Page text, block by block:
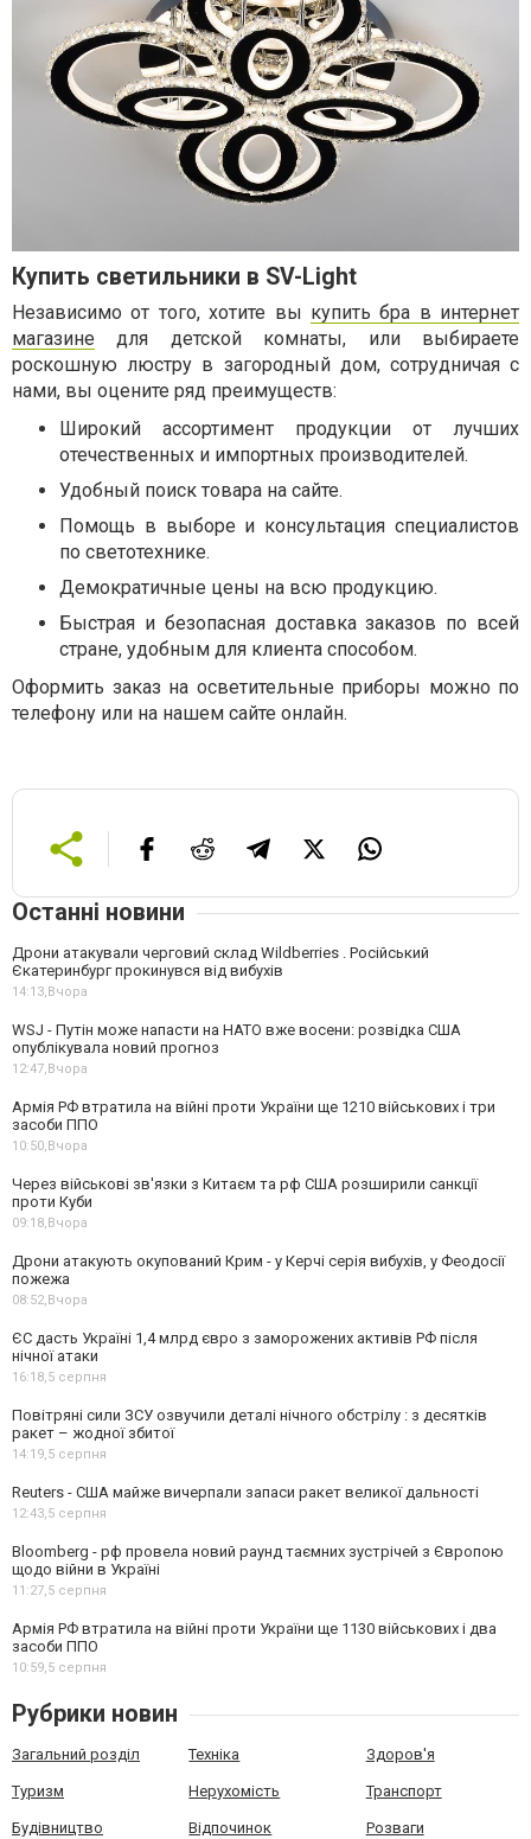
Купить светильники в SV-Light
Независимо от того, хотите вы купить бра в интернет
магазине для детской комнаты, или выбираете
роскошную люстру в загородный дом, сотрудничая с
нами, вы оцените ряд преимуществ:
Широкий ассортимент продукции от лучших
отечественных и импортных производителей.
Удобный поиск товара на сайте.
Помощь в выборе и консультация специалистов
по светотехнике.
Демократичные цены на всю продукцию.
Быстрая и безопасная доставка заказов по всей
стране, удобным для клиента способом.
Оформить заказ на осветительные приборы можно по
телефону или на нашем сайте онлайн.
Останні новини
Дрони атакували черговий склад Wildberries . Російський
Єкатеринбург прокинувся від вибухів
14:13,Вчора
WSJ - Путін може напасти на НАТО вже восени: розвідка США
опублікувала новий прогноз
12:47,Вчора
Армія РФ втратила на війні проти України ще 1210 військових і три
засоби ППО
10:50,Вчора
Через військові зв'язки з Китаєм та рф США розширили санкції
проти Куби
09:18,Вчора
Дрони атакують окупований Крим - у Керчі серія вибухів, у Феодосії
пожежа
08:52,Вчора
ЄС дасть Україні 1,4 млрд євро з заморожених активів РФ після
нічної атаки
16:18,5 серпня
Повітряні сили ЗСУ озвучили деталі нічного обстрілу : з десятків
ракет – жодної збитої
14:19,5 серпня
Reuters - США майже вичерпали запаси ракет великої дальності
12:43,5 серпня
Bloomberg - рф провела новий раунд таємних зустрічей з Європою
щодо війни в Україні
11:27,5 серпня
Армія РФ втратила на війні проти України ще 1130 військових і два
засоби ППО
10:59,5 серпня
Рубрики новин
Загальний розділ Техніка Здоров'я
Туризм Нерухомість Транспорт
Будівництво Відпочинок Розваги